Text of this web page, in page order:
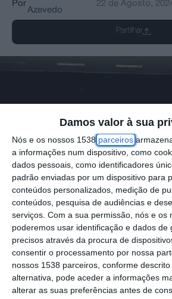
Damos valor à sua
Nós e os nossos 1538 parceiros
a informações num dispositivo, como
dados pessoais, como identificadores
padrão enviadas por um dispositivo para
conteúdos personalizados, medição de
conteúdos, pesquisa de audiências e
serviços. Com a sua permissão, nós e os
poderemos usar identificação e dados de
precisos através da procura de
consentir o processamento por nossa
nossos 1538 parceiros, conforme descrito
alternativa, pode aceder a informações
alterar as suas preferências antes de
Por
Azevedo
22 de Agosto, 2024
Partilhar
O Grupo de Cantares da
Filarmónica Lapense, vai
repertório de música popular
Museu Rural e do Vinho do